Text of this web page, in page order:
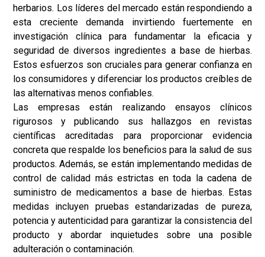
herbarios. Los líderes del mercado están respondiendo a
esta creciente demanda invirtiendo fuertemente en
investigación clínica para fundamentar la eficacia y
seguridad de diversos ingredientes a base de hierbas.
Estos esfuerzos son cruciales para generar confianza en
los consumidores y diferenciar los productos creíbles de
las alternativas menos confiables.
Las empresas están realizando ensayos clínicos
rigurosos y publicando sus hallazgos en revistas
científicas acreditadas para proporcionar evidencia
concreta que respalde los beneficios para la salud de sus
productos. Además, se están implementando medidas de
control de calidad más estrictas en toda la cadena de
suministro de medicamentos a base de hierbas. Estas
medidas incluyen pruebas estandarizadas de pureza,
potencia y autenticidad para garantizar la consistencia del
producto y abordar inquietudes sobre una posible
adulteración o contaminación.